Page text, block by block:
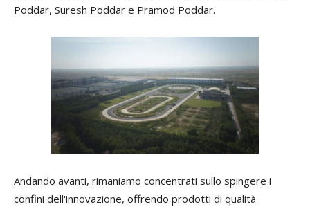
Poddar, Suresh Poddar e Pramod Poddar.
Andando avanti, rimaniamo concentrati sullo spingere i
confini dell'innovazione, offrendo prodotti di qualità